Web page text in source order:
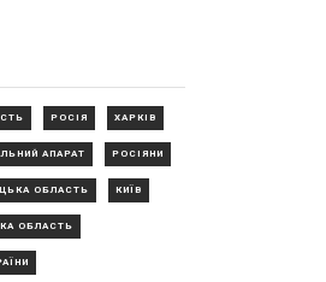
РОСІЯ ХАРКІВ
АПАРАТ РОСІЯНИ
ОБЛАСТЬ КИЇВ
ОБЛАСТЬ